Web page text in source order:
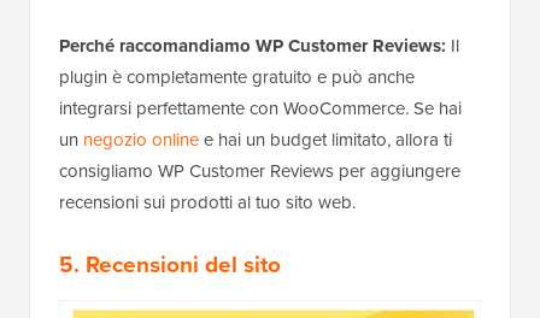
Perché raccomandiamo WP Customer Reviews: Il
plugin è completamente gratuito e può anche
integrarsi perfettamente con WooCommerce. Se hai
un negozio onlinee hai un budget limitato, allora ti
consigliamo WP Customer Reviews per aggiungere
recensioni sui prodotti al tuo sito web.
5. Recensioni del sito